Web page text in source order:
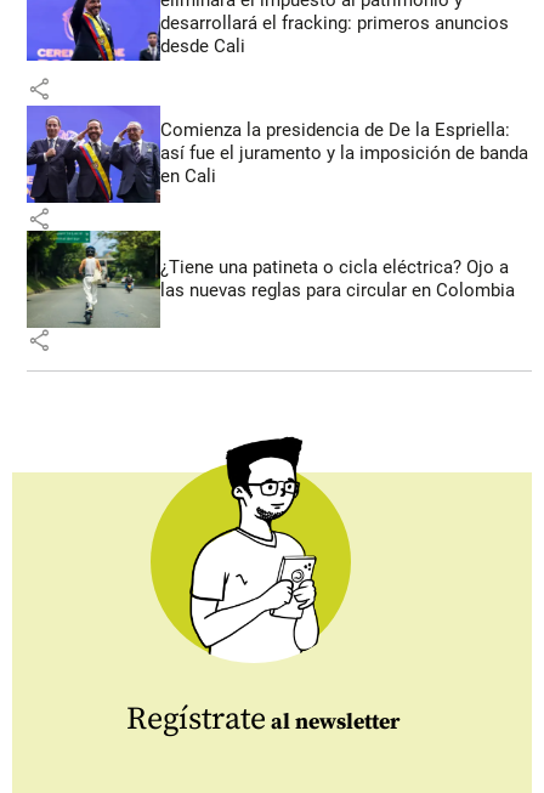
desarrollará el fracking: primeros anuncios
desde Cali
share
Comienza la presidencia de De la Espriella:
así fue el juramento y la imposición de banda
en Cali
share
¿Tiene una patineta o cicla eléctrica? Ojo a
las nuevas reglas para circular en Colombia
share
Regístrate al newsletter